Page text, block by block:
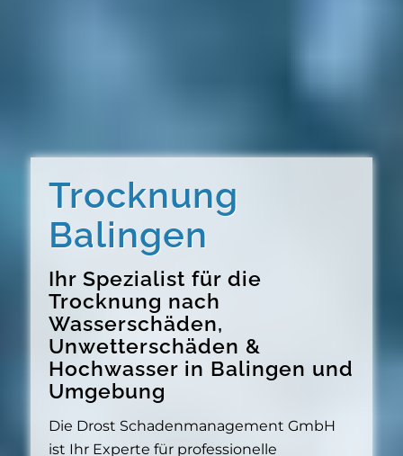
Trocknung
Balingen
Ihr Spezialist für die
Trocknung nach
Wasserschäden,
Unwetterschäden &
Hochwasser in Balingen und
Umgebung
Die Drost Schadenmanagement GmbH
ist Ihr Experte für professionelle